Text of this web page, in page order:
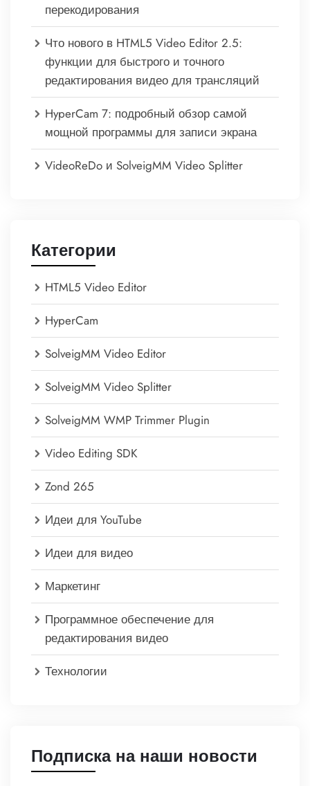
перекодирования
Что нового в HTML5 Video Editor 2.5:
функции для быстрого и точного
редактирования видео для трансляций
HyperCam 7: подробный обзор самой
мощной программы для записи экрана
VideoReDo и SolveigMM Video Splitter
Категории
HTML5 Video Editor
HyperCam
SolveigMM Video Editor
SolveigMM Video Splitter
SolveigMM WMP Trimmer Plugin
Video Editing SDK
Zond 265
Идеи для YouTube
Идеи для видео
Маркетинг
Программное обеспечение для
редактирования видео
Технологии
Подписка на наши новости